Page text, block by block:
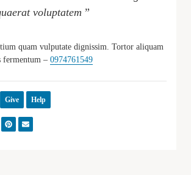
voluptatem ”
quam vulputate dignissim. Tortor aliquam
fermentum – 0974761549
Give Help